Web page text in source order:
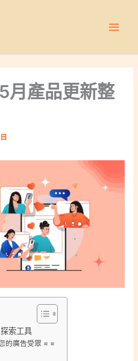
產品更新整
索工具
的廣告受眾 = =